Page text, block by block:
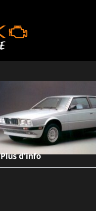
Plus d'info